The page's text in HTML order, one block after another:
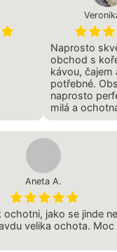
Naprosto
obchod s
kávou, čajem
potřebné.
naprosto
milá a
Aneta A.
ochotni, jako se jinde
velika ochota. Moc